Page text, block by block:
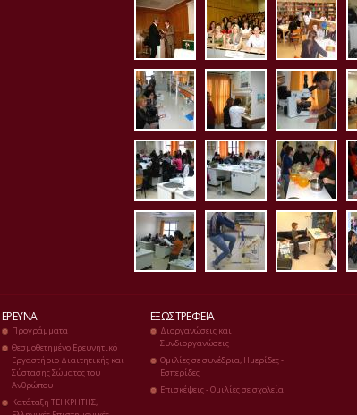
aithousa7.jpg
erg_bioximia1.jpg
ΈΡΕΥΝΑ
Προγράμματα
Θεσμοθετημένο Ερευνητικό
Εργαστήριο Διαιτητικής και
Σύστασης Σώματος του
Ανθρώπου
Κατάταξη ΤΕΙ ΚΡΗΤΗΣ,
ΕΞΩΣΤΡΈΦΕΙΑ
Διοργανώσεις και
Συνδιοργανώσεις
Ομιλίες σε συνέδρια, Ημερίδες -
Εσπερίδες
Επισκέψεις - Ομιλίες σε σχολεία